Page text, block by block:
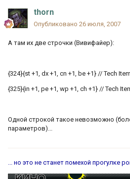
thorn
Опубликовано 26 июля, 2007
А там их две строчки (Вивифайер):
{324}{st +1, dx +1, cn +1, be +1} // Tech
{325}{in +1, pe +1, wp +1, ch +1} // Tech
Одной строкой такое невозможно
параметров)...
... но это не станет помехой прогулке